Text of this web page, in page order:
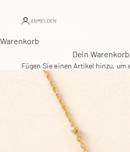
ANMELDEN
Warenkorb
Dein
Fügen Sie einen Artikel hinzu, um